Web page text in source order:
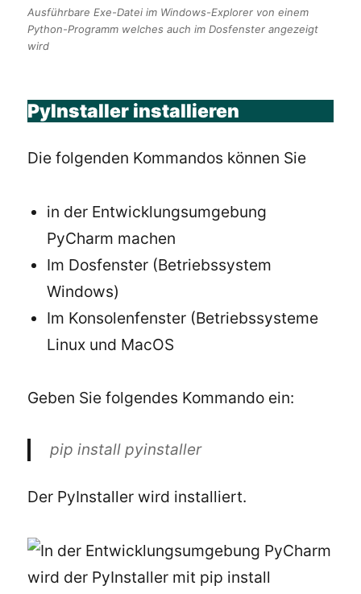
Ausführbare Exe-Datei im Windows-Explorer von einem
Python-Programm welches auch im Dosfenster angezeigt
wird
PyInstaller installieren
Die folgenden Kommandos können Sie
in der Entwicklungsumgebung
PyCharm machen
Im Dosfenster (Betriebssystem
Windows)
Im Konsolenfenster (Betriebssysteme
Linux und MacOS
Geben Sie folgendes Kommando ein:
pip install pyinstaller
Der PyInstaller wird installiert.